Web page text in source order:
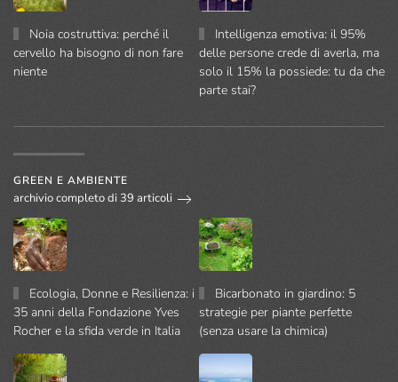
Noia costruttiva: perché il
cervello ha bisogno di non fare
niente
Intelligenza emotiva: il 95%
delle persone crede di averla, ma
solo il 15% la possiede: tu da che
parte stai?
GREEN E AMBIENTE
archivio completo di 39 articoli
Ecologia, Donne e Resilienza: i
35 anni della Fondazione Yves
Rocher e la sfida verde in Italia
Bicarbonato in giardino: 5
strategie per piante perfette
(senza usare la chimica)